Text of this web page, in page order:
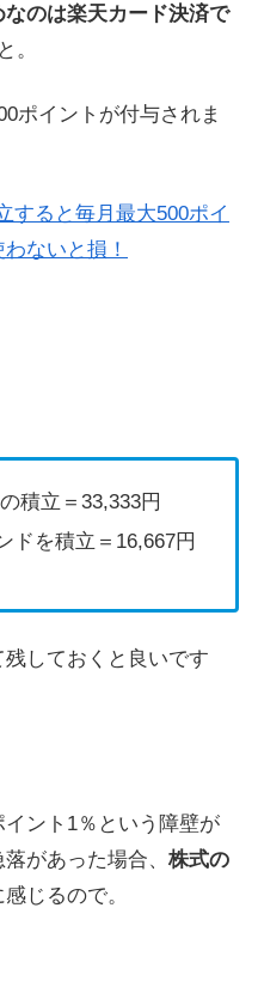
なのは楽天カード決済で
。
ポイントが付与されま
すると毎月最大500ポイ
ないと損！
積立＝33,333円
ドを積立＝16,667円
しておくと良いです
ント1％という障壁が
があった場合、 株式の
じるので。